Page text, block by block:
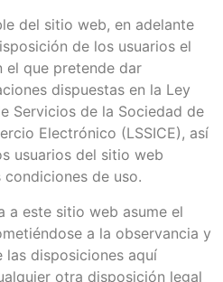
del sitio web, en adelante
de los usuarios el
el que pretende dar
dispuestas en la Ley
Servicios de la Sociedad de
Electrónico (LSSICE), así
usuarios del sitio web
de uso.
a este sitio web asume el
a la observancia y
disposiciones aquí
otra disposición legal